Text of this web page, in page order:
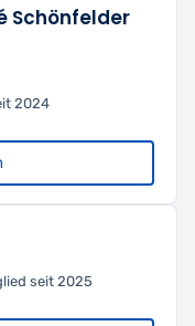
Schönfelder
2024
seit 2025